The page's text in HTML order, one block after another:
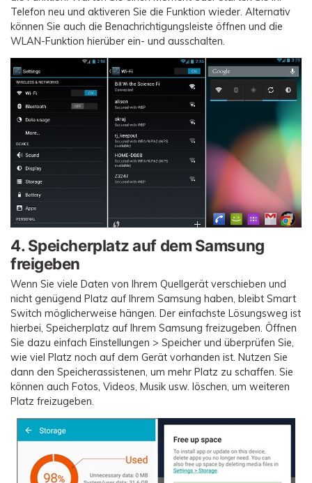
Telefon neu und aktiveren Sie die Funktion wieder. Alternativ
können Sie auch die Benachrichtigungsleiste öffnen und die
WLAN-Funktion hierüber ein- und ausschalten.
4. Speicherplatz auf dem Samsung
freigeben
Wenn Sie viele Daten von Ihrem Quellgerät verschieben und
nicht genügend Platz auf Ihrem Samsung haben, bleibt Smart
Switch möglicherweise hängen. Der einfachste Lösungsweg ist
hierbei, Speicherplatz auf Ihrem Samsung freizugeben. Öffnen
Sie dazu einfach Einstellungen > Speicher und überprüfen Sie,
wie viel Platz noch auf dem Gerät vorhanden ist. Nutzen Sie
dann den Speicherassistenen, um mehr Platz zu schaffen. Sie
können auch Fotos, Videos, Musik usw. löschen, um weiteren
Platz freizugeben.